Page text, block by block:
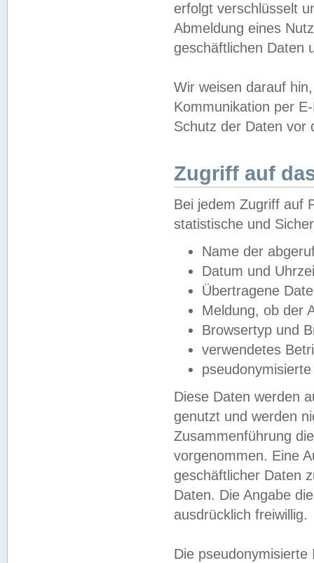
erfolgt verschlüsselt
Abmeldung eines
geschäftlichen Daten
Wir weisen darauf
Kommunikation per
Schutz der Daten vor
Zugriff auf
Bei jedem Zugriff auf
statistische und
Name der
Datum und
Übertragene
Meldung, ob der
Browsertyp und
verwendetes
Diese Daten werden
genutzt und werden
Zusammenführung
vorgenommen. Eine
geschäftlicher Daten
Daten. Die Angabe
ausdrücklich freiwillig.
Die